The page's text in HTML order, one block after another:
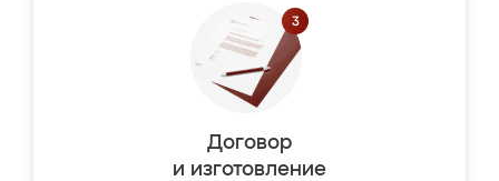
Договор
и изготовление